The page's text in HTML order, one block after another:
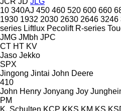
10 340AJ 450 460 520 600 660
1930 1932 2030 2630 2646 3246
series Liftlux Pecolift R-series
JMG JMbh JPC
CT HT KV
Jaso Jekko
SPX
Jingong Jintai John Deere
410
John Henry Jonyang Joy
PM
K. Schulten KCP KKS KM KS